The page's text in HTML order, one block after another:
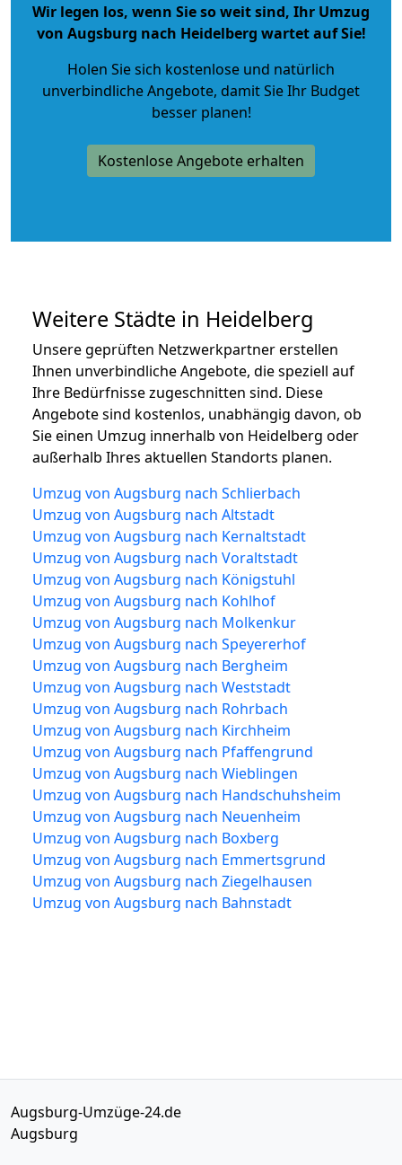
Wir legen los, wenn Sie so weit sind, Ihr Umzug
von Augsburg nach Heidelberg wartet auf Sie!
Holen Sie sich kostenlose und natürlich
unverbindliche Angebote, damit Sie Ihr Budget
besser planen!
Kostenlose Angebote erhalten
Weitere Städte in Heidelberg
Unsere geprüften Netzwerkpartner erstellen
Ihnen unverbindliche Angebote, die speziell auf
Ihre Bedürfnisse zugeschnitten sind. Diese
Angebote sind kostenlos, unabhängig davon, ob
Sie einen Umzug innerhalb von Heidelberg oder
außerhalb Ihres aktuellen Standorts planen.
Umzug von Augsburg nach Schlierbach
Umzug von Augsburg nach Altstadt
Umzug von Augsburg nach Kernaltstadt
Umzug von Augsburg nach Voraltstadt
Umzug von Augsburg nach Königstuhl
Umzug von Augsburg nach Kohlhof
Umzug von Augsburg nach Molkenkur
Umzug von Augsburg nach Speyererhof
Umzug von Augsburg nach Bergheim
Umzug von Augsburg nach Weststadt
Umzug von Augsburg nach Rohrbach
Umzug von Augsburg nach Kirchheim
Umzug von Augsburg nach Pfaffengrund
Umzug von Augsburg nach Wieblingen
Umzug von Augsburg nach Handschuhsheim
Umzug von Augsburg nach Neuenheim
Umzug von Augsburg nach Boxberg
Umzug von Augsburg nach Emmertsgrund
Umzug von Augsburg nach Ziegelhausen
Umzug von Augsburg nach Bahnstadt
Augsburg-Umzüge-24.de
Augsburg